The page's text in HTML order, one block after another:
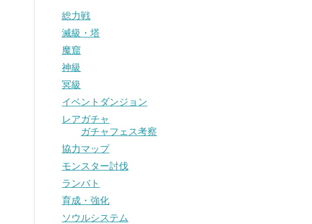
総力戦
滅級・塔
魔窟
神級
冥級
イベントダンジョン
レアガチャ
ガチャフェス考察
協力マップ
モンスター討伐
ランバト
育成・強化
ソウルシステム